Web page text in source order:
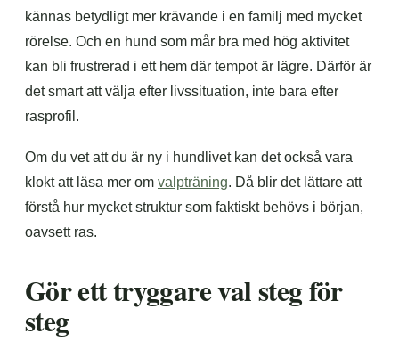
kännas betydligt mer krävande i en familj med mycket
rörelse. Och en hund som mår bra med hög aktivitet
kan bli frustrerad i ett hem där tempot är lägre. Därför är
det smart att välja efter livssituation, inte bara efter
rasprofil.
Om du vet att du är ny i hundlivet kan det också vara
klokt att läsa mer om valpträning. Då blir det lättare att
förstå hur mycket struktur som faktiskt behövs i början,
oavsett ras.
Gör ett tryggare val steg för
steg